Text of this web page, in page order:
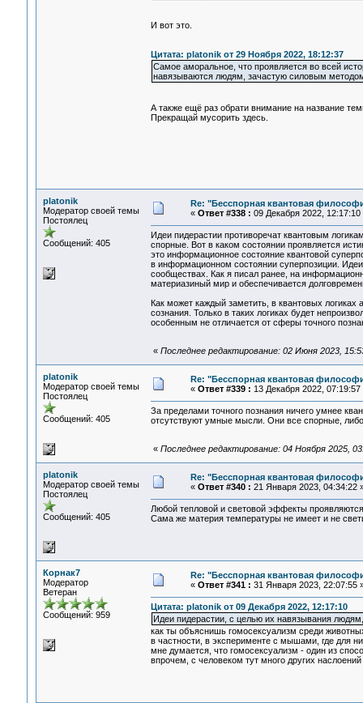
И вот это.
Цитата: platonik от 29 Ноября 2022, 18:12:37
Самое аморальное, что проявляется во всей
навязываются людям, зачастую силовым
А также ещё раз обрати внимание на название
Прекращай мусорить здесь.
platonik
Модератор своей темы
Постоялец
Сообщений: 405
Re: "Бесспорная квантовая
« Ответ #338 : 09 Декабря 2022, 12:17:10
Идеи пидерастии противоречат квантовым
спорные. Вот в каком состоянии проявляется
это информационное состояние квантовой
в информационном состоянии суперпозиции.
сообществах. Как я писал ранее, на
материазиный мир и обеспечивается
Как может каждый заметить, в квантовых
сознания. Только в таких логиках будет
особенным не отличается от сферы точного
« Последнее редактирование: 02 Июня 2023,
platonik
Модератор своей темы
Постоялец
Сообщений: 405
Re: "Бесспорная квантовая
« Ответ #339 : 13 Декабря 2022, 07:19:57
За пределами точного познания ничего умнее
отсутствуют умные мысли. Они все спорные,
« Последнее редактирование: 04 Ноября 2025,
platonik
Модератор своей темы
Постоялец
Сообщений: 405
Re: "Бесспорная квантовая
« Ответ #340 : 21 Января 2023, 04:34:22
Любой тепловой и световой эффекты
Сама же материя температуры не имеет и не
Корнак7
Модератор
Ветеран
Сообщений: 959
Re: "Бесспорная квантовая
« Ответ #341 : 31 Января 2023, 22:07:55
Цитата: platonik от 09 Декабря 2022, 12:17:10
Идеи пидерастии, с целью их навязывания
как ты объяснишь гомосексуализм среди
в частности, в эксперименте с мышами, где для
мне думается, что гомосексуализм - один из
впрочем, с человеком тут много других наслоений